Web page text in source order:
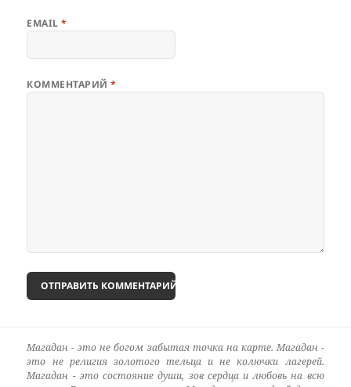
EMAIL*
КОММЕНТАРИЙ*
Магадан - это не богом забытая точка на карте. Магадан -
это не религия золотого тельца и не колючки лагерей.
Магадан - это состояние души, зов сердца и любовь на всю